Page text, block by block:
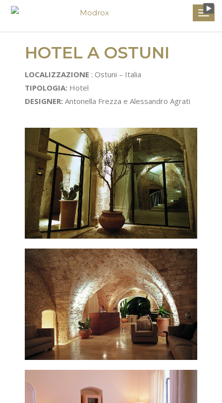
HOTEL A OSTUNI
LOCALIZZAZIONE : Ostuni – Italia
TIPOLOGIA: Hotel
DESIGNER: Antonella Frezza e Alessandro Agrati